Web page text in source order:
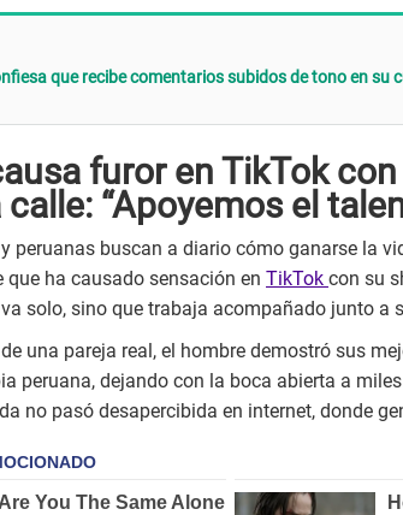
que recibe comentarios subidos de tono en su
furor en TikTok
calle: “Apoyemos el
peruanas buscan a diario cómo ganarse la
que ha causado sensación en TikTok con su
solo, sino que trabaja acompañado junto a
una pareja real, el hombre demostró sus
peruana, dejando con la boca abierta a
no pasó desapercibida en internet, donde